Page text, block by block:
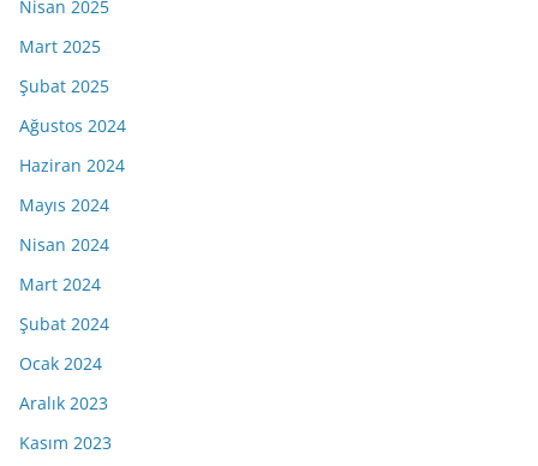
Nisan 2025
Mart 2025
Şubat 2025
Ağustos 2024
Haziran 2024
Mayıs 2024
Nisan 2024
Mart 2024
Şubat 2024
Ocak 2024
Aralık 2023
Kasım 2023